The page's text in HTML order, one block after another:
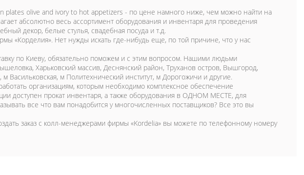
olive and ivory to hot appetizers - по цене намного ниже, чем можно найти на
абсолютно весь ассортимент оборудования и инвентаря для проведения
декор, белые стулья, свадебная посуда и т.д.
«Корделия». Нет нужды искать где-нибудь еще, по той причине, что у нас
по Киеву, обязательно поможем и с этим вопросом. Нашими людьми
Харьковский массив, Деснянский район, Труханов остров, Вышгород,
Васильковская, м Политехнический институт, м Дорогожичи и другие.
организациям, которым необходимо комплексное обеспечение
доступен прокат инвентаря, а также оборудования в ОДНОМ МЕСТЕ, для
все что вам понадобится у многочисленных поставщиков? Все это вы
заказ с колл-менеджерами фирмы «Kordelia» вы можете по телефонному номеру